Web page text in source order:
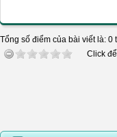
Tổng số điểm của bài viết là: 0
Click